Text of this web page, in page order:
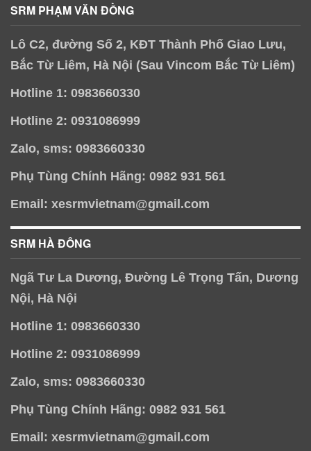
SRM PHẠM VĂN ĐỒNG
Lô C2, đường Số 2, KĐT Thành Phố Giao Lưu,
Bắc Từ Liêm, Hà Nội (Sau Vincom Bắc Từ Liêm)
Hotline 1: 0983660330
Hotline 2: 0931086999
Zalo, sms: 0983660330
Phụ Tùng Chính Hãng: 0982 931 561
Email: xesrmvietnam@gmail.com
SRM HÀ ĐÔNG
Ngã Tư La Dương, Đường Lê Trọng Tấn, Dương
Nội, Hà Nội
Hotline 1: 0983660330
Hotline 2: 0931086999
Zalo, sms: 0983660330
Phụ Tùng Chính Hãng: 0982 931 561
Email: xesrmvietnam@gmail.com